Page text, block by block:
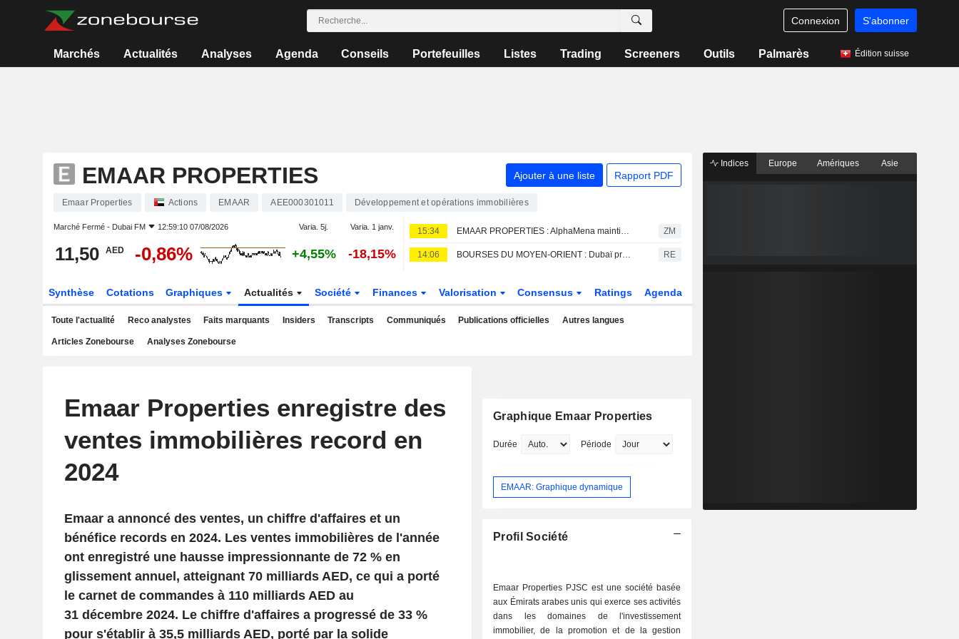
Connexion S'abonner
Marchés Actualités Analyses Agenda Conseils Portefeuilles Listes Trading Screeners Outils Palmarès Édition suisse
EMAAR PROPERTIES Ajouter à une liste Rapport PDF
Emaar Properties Actions EMAAR AEE000301011 Développement et opérations immobilières
Marché Fermé - Dubai FM 12:59:10 07/08/2026 Varia. 5j. Varia. 1 janv.
11,50 AED -0,86% +4,55% -18,15%
15:34 EMAAR PROPERTIES : AlphaMena maintient sa recommandation à l'achat ZM
14:06 BOURSES DU MOYEN-ORIENT : Dubaï progresse légèrement, Abou Dhabi recule sur fond de tensions régionales RE
Synthèse Cotations Graphiques Actualités Société Finances Valorisation Consensus Ratings Agenda
Toute l'actualité Reco analystes Faits marquants Insiders Transcripts Communiqués Publications officielles Autres langues
Articles Zonebourse Analyses Zonebourse
Emaar Properties enregistre des
ventes immobilières record en
2024
Emaar a annoncé des ventes, un chiffre d'affaires et un
bénéfice records en 2024. Les ventes immobilières de l'année
ont enregistré une hausse impressionnante de 72 % en
glissement annuel, atteignant 70 milliards AED, ce qui a porté
le carnet de commandes à 110 milliards AED au
31 décembre 2024. Le chiffre d'affaires a progressé de 33 %
pour s'établir à 35,5 milliards AED, porté par la solide
Graphique Emaar Properties
Durée Période
EMAAR: Graphique dynamique
Profil Société
Emaar Properties PJSC est une société basée
aux Émirats arabes unis qui exerce ses activités
dans les domaines de l'investissement
immobilier, de la promotion et de la gestion
Indices Europe Amériques Asie